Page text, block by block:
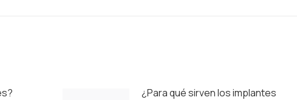
¿Para qué sirven los implantes